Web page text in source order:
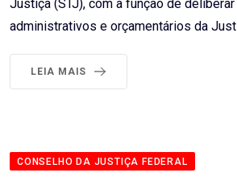
Justiça (STJ), com a função de
administrativos e orçamentários da
LEIA MAIS
CONSELHO DA JUSTIÇA FEDERAL